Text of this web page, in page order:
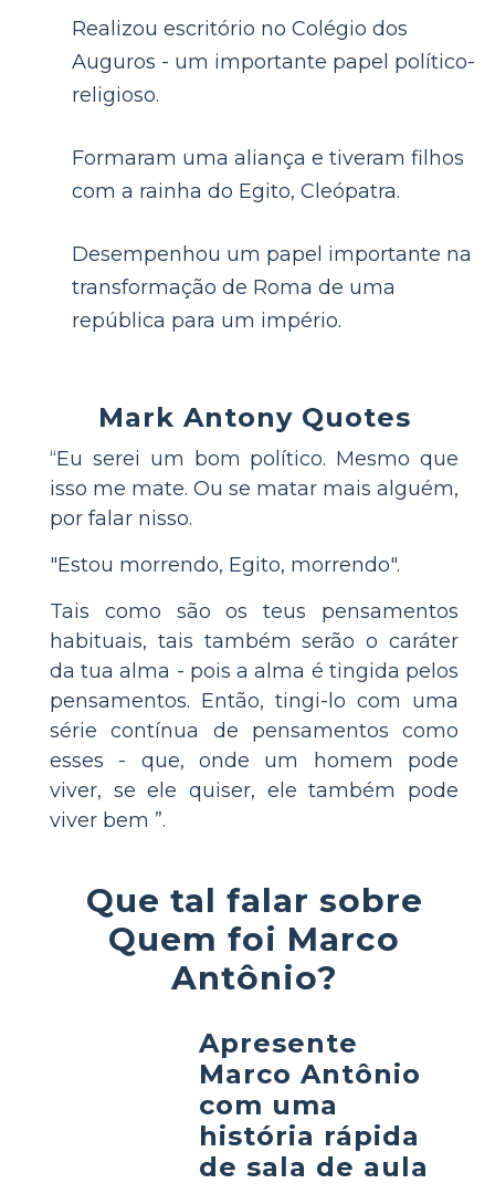
Realizou escritório no Colégio dos
Auguros - um importante papel político-
religioso.
Formaram uma aliança e tiveram filhos
com a rainha do Egito, Cleópatra.
Desempenhou um papel importante na
transformação de Roma de uma
república para um império.
Mark Antony Quotes
“Eu serei um bom político. Mesmo que
isso me mate. Ou se matar mais alguém,
por falar nisso.
"Estou morrendo, Egito, morrendo".
Tais como são os teus pensamentos
habituais, tais também serão o caráter
da tua alma - pois a alma é tingida pelos
pensamentos. Então, tingi-lo com uma
série contínua de pensamentos como
esses - que, onde um homem pode
viver, se ele quiser, ele também pode
viver bem ”.
Que tal falar sobre
Quem foi Marco
Antônio?
Apresente
Marco Antônio
com uma
história rápida
de sala de aula